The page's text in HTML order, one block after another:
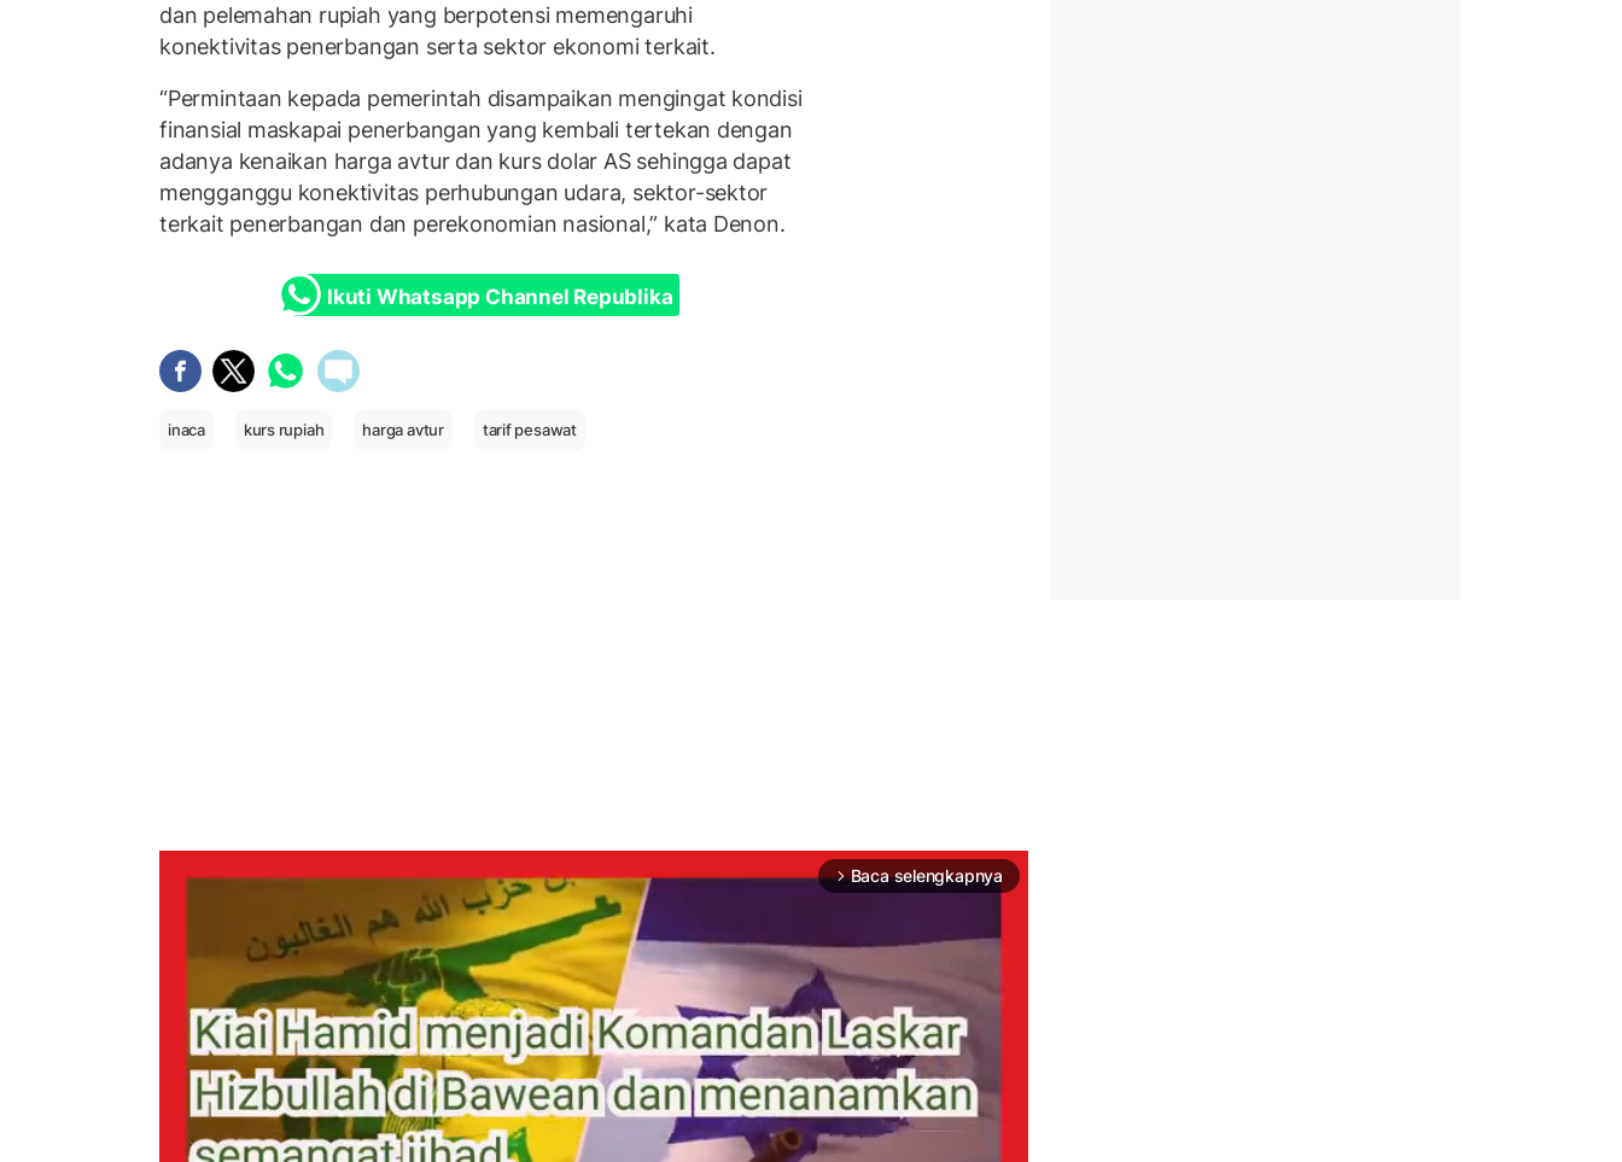
dan pelemahan rupiah yang berpotensi memengaruhi
konektivitas penerbangan serta sektor ekonomi terkait.
“Permintaan kepada pemerintah disampaikan mengingat kondisi
finansial maskapai penerbangan yang kembali tertekan dengan
adanya kenaikan harga avtur dan kurs dolar AS sehingga dapat
mengganggu konektivitas perhubungan udara, sektor-sektor
terkait penerbangan dan perekonomian nasional,” kata Denon.
Ikuti Whatsapp Channel Republika
inaca kurs rupiah harga avtur tarif pesawat
arrow_forward_ios Baca selengkapnya